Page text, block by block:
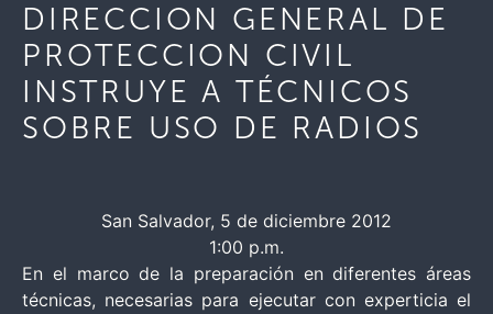
DIRECCION GENERAL DE
PROTECCION CIVIL
INSTRUYE A TÉCNICOS
SOBRE USO DE RADIOS
San Salvador, 5 de diciembre 2012
1:00 p.m.
En el marco de la preparación en diferentes áreas
técnicas, necesarias para ejecutar con experticia el